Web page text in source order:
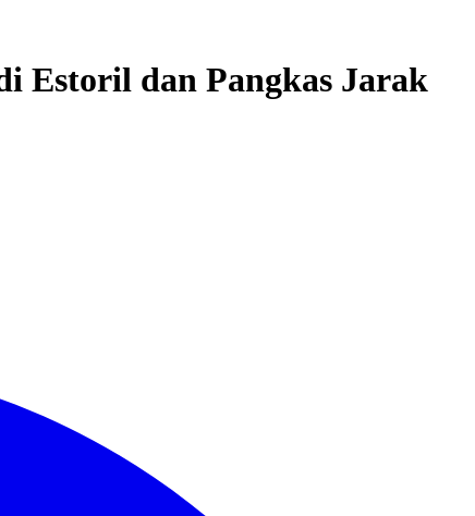
Estoril dan Pangkas Jarak